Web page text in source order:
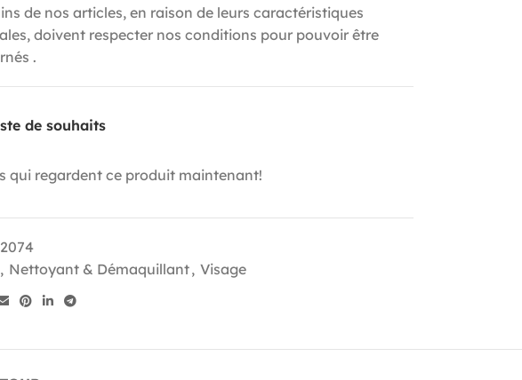
de nos articles, en raison de leurs caractéristiques
doivent respecter nos conditions pour pouvoir être
.
de souhaits
qui regardent ce produit maintenant!
, Nettoyant & Démaquillant, Visage